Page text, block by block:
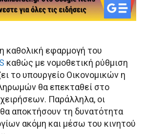
καθολική εφαρμογή του
καθώς με νομοθετική ρύθμιση
το υπουργείο Οικονομικών η
θα επεκταθεί στο
Παράλληλα, οι
αποκτήσουν τη δυνατότητα
ακόμη και μέσω του κινητού